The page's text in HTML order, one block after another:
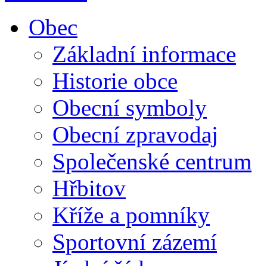
Obec
Základní informace
Historie obce
Obecní symboly
Obecní zpravodaj
Společenské centrum
Hřbitov
Kříže a pomníky
Sportovní zázemí